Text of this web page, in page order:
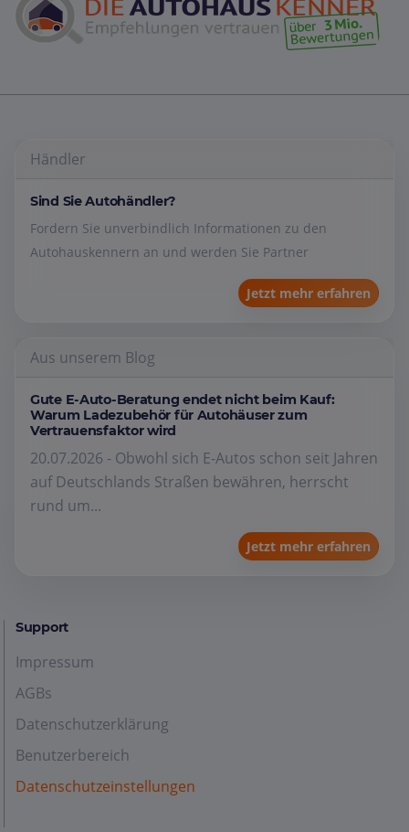
Händler
Sind Sie Autohändler?
Fordern Sie unverbindlich Informationen zu den
Autohauskennern an und werden Sie Partner
Jetzt mehr erfahren
Aus unserem Blog
Gute E-Auto-Beratung endet nicht beim Kauf:
Warum Ladezubehör für Autohäuser zum
Vertrauensfaktor wird
20.07.2026 - Obwohl sich E-Autos schon seit Jahren
auf Deutschlands Straßen bewähren, herrscht
rund um...
Jetzt mehr erfahren
Support
Impressum
AGBs
Datenschutzerklärung
Benutzerbereich
Datenschutzeinstellungen